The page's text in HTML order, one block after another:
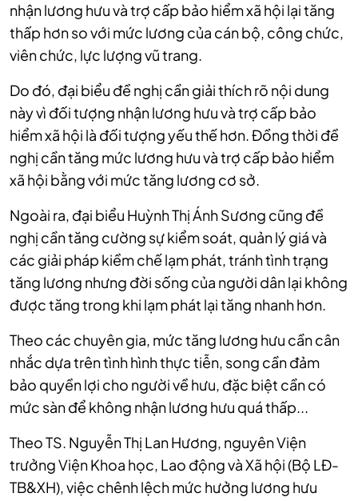
nhận lương hưu và trợ cấp bảo hiểm xã hội lại tăng
thấp hơn so với mức lương của cán bộ, công chức,
viên chức, lực lượng vũ trang.
Do đó, đại biểu đề nghị cần giải thích rõ nội dung
này vì đối tượng nhận lương hưu và trợ cấp bảo
hiểm xã hội là đối tượng yếu thế hơn. Đồng thời đề
nghị cần tăng mức lương hưu và trợ cấp bảo hiểm
xã hội bằng với mức tăng lương cơ sở.
Ngoài ra, đại biểu Huỳnh Thị Ánh Sương cũng đề
nghị cần tăng cường sự kiểm soát, quản lý giá và
các giải pháp kiềm chế lạm phát, tránh tình trạng
tăng lương nhưng đời sống của người dân lại không
được tăng trong khi lạm phát lại tăng nhanh hơn.
Theo các chuyên gia, mức tăng lương hưu cần cân
nhắc dựa trên tình hình thực tiễn, song cần đảm
bảo quyền lợi cho người về hưu, đặc biệt cần có
mức sàn để không nhận lương hưu quá thấp...
Theo TS. Nguyễn Thị Lan Hương, nguyên Viện
trưởng Viện Khoa học, Lao động và Xã hội (Bộ LĐ-
TB&XH), việc chênh lệch mức hưởng lương hưu